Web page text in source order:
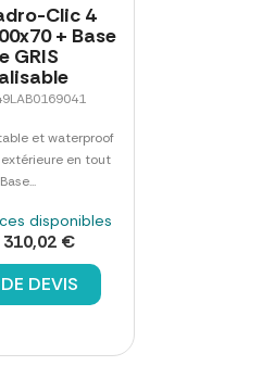
Clic 4
+ Base
GRIS
et waterproof
en tout
disponibles
310,02 €
DEVIS